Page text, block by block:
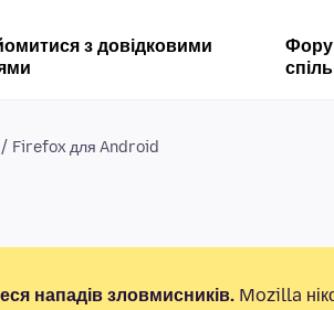
з довідковими
Firefox для Android
нападів зловмисників. Mozilla